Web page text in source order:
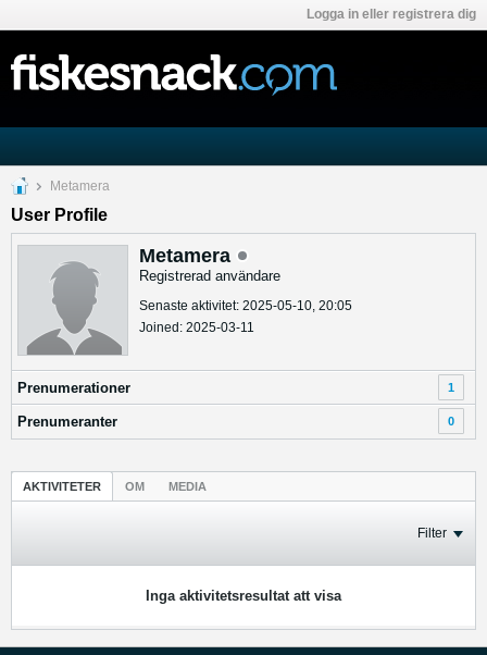
Logga in eller registrera dig
Metamera
User Profile
Metamera
Registrerad användare
Senaste aktivitet: 2025-05-10, 20:05
Joined: 2025-03-11
Prenumerationer 1
Prenumeranter 0
AKTIVITETER OM MEDIA
Filter
Inga aktivitetsresultat att visa